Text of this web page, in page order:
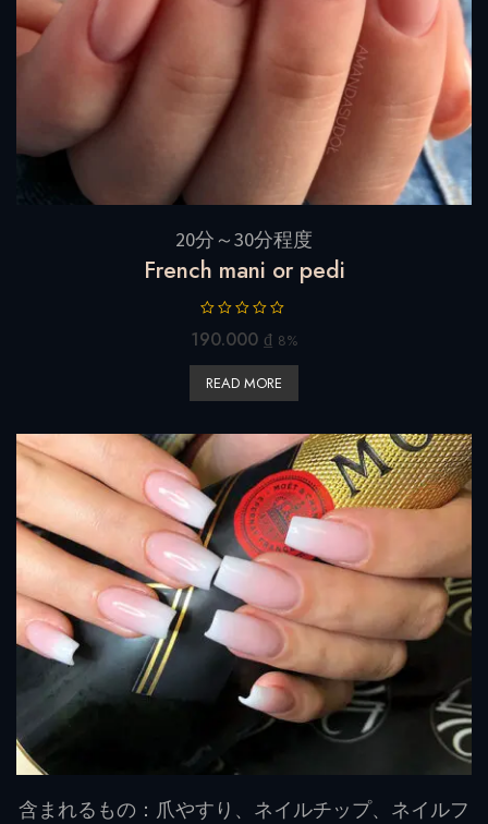
20分～30分程度
French mani or pedi
R
a
t
e
d
o
u
t
o
f
5
190.000 ₫ 8%
READ MORE
含まれるもの：爪やすり、ネイルチップ、ネイルフ